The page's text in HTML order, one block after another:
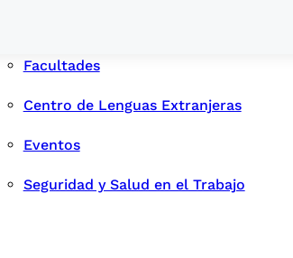
Facultades
Centro de Lenguas Extranjeras
Eventos
Seguridad y Salud en el Trabajo